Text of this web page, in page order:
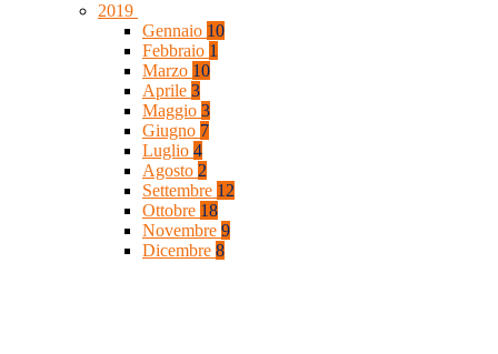
2019
Gennaio 10
Febbraio 1
Marzo 10
Aprile 3
Maggio 3
Giugno 7
Luglio 4
Agosto 2
Settembre 12
Ottobre 18
Novembre 9
Dicembre 8